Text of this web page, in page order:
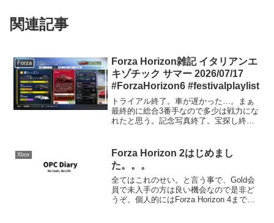
関連記事
Forza
Forza Horizon雑記 イタリアンエ
キゾチック サマー 2026/07/17
#ForzaHorizon6 #festivalplaylist
トライアル終了。車が遅かった…。まぁ
最終的に総合3番手なので多少は戦力にな
れたと思う。記念写真終了。宝探し終
っすなー。ウィークリー終了。1969
Ferrari Din...
Xbox
Forza Horizon 2はじめまし
た。。。
全てはこれのせい。と言う事で、Gold会
員で未入手の方は良い機会なので是非ど
うぞ。個人的にはForza Horizon 4までの